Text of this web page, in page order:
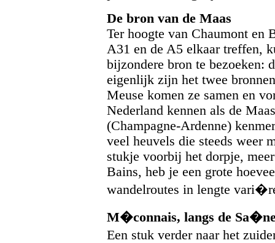
De bron van de Maas
Ter hoogte van Chaumont en
A31 en de A5 elkaar treffen,
bijzondere bron te bezoeken:
eigenlijk zijn het twee
Meuse komen ze samen en
Nederland kennen als de
(Champagne-Ardenne)
veel heuvels die steeds weer
stukje voorbij het dorpje,
Bains, heb je een grote
wandelroutes in lengte
M�connais, langs de
Een stuk verder naar het